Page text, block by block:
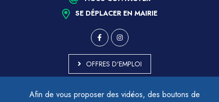
Afin de vous proposer des vidéos, des boutons de
SE DÉPLACER EN MAIRIE
OFFRES D'EMPLOI
ACCESSIBILITÉ - PARTIELLEMENT CONFORME